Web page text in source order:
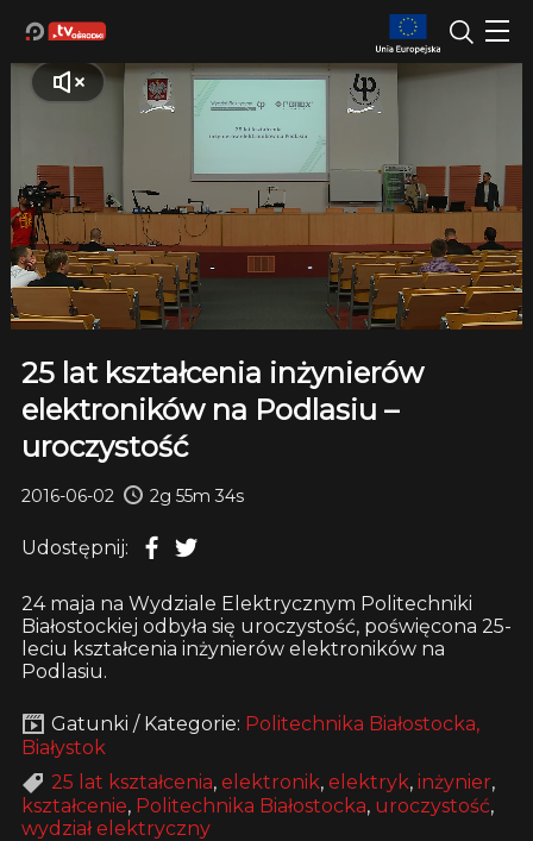
25 lat kształcenia inżynierów
elektroników na Podlasiu –
uroczystość
2016-06-02 2g 55m 34s
Udostępnij:
24 maja na Wydziale Elektrycznym Politechniki
Białostockiej odbyła się uroczystość, poświęcona 25-
leciu kształcenia inżynierów elektroników na
Podlasiu.
Gatunki / Kategorie: Politechnika Białostocka,
Białystok
25 lat kształcenia, elektronik, elektryk, inżynier,
kształcenie, Politechnika Białostocka, uroczystość,
wydział elektryczny